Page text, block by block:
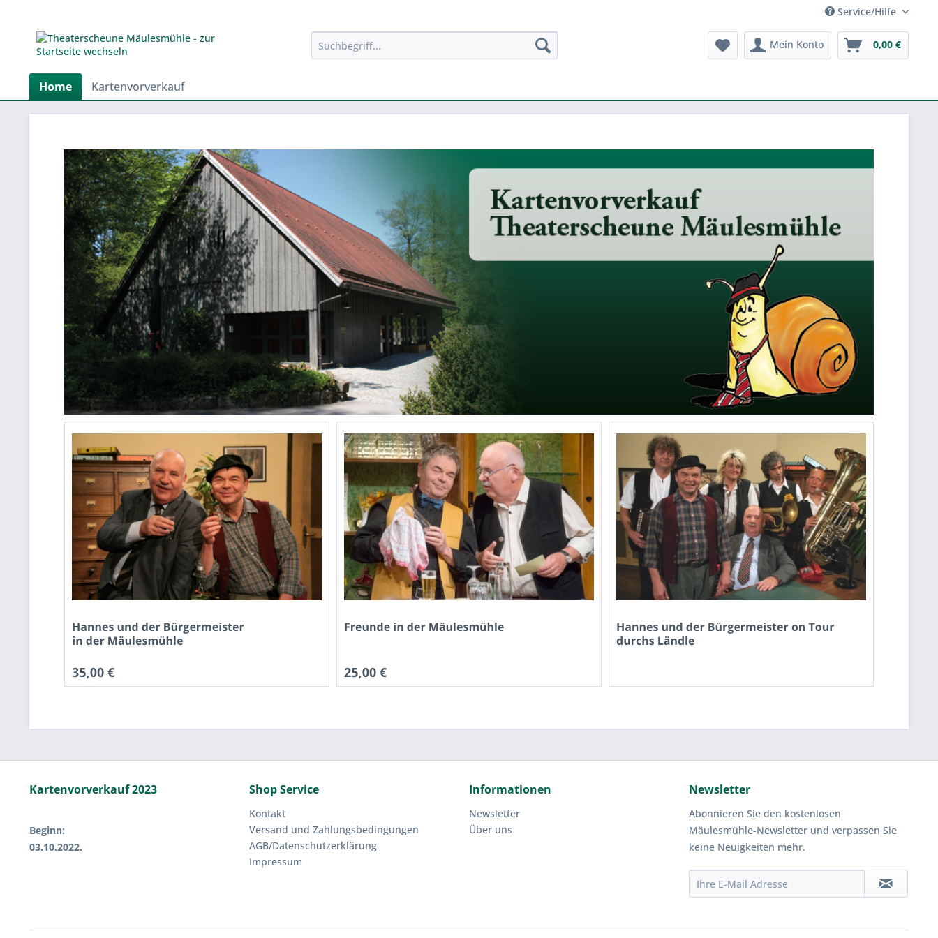
Service/Hilfe
Mein Konto 0,00 €
Home Kartenvorverkauf
Kartenvorverkauf 2023
Beginn:
03.10.2022.
Shop Service
Kontakt
Versand und Zahlungsbedingungen
AGB/Datenschutzerklärung
Impressum
Informationen
Newsletter
Über uns
Newsletter
Abonnieren Sie den kostenlosen
Mäulesmühle-Newsletter und verpassen Sie
keine Neuigkeiten mehr.